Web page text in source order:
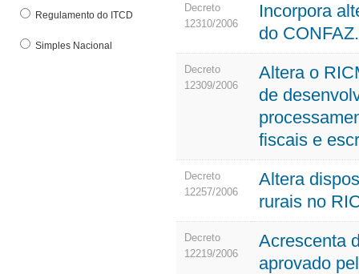
Regulamento do ITCD
Simples Nacional
Decreto
12310/2006
Incorpora
do CONFAZ.
Decreto
12309/2006
Altera o
de
fiscais e
Decreto
12257/2006
Altera
rurais no
Decreto
12219/2006
Acrescenta
aprovado